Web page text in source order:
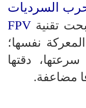
السرديات
تقنية
نفسها؛
دقتها
مضاعفة.